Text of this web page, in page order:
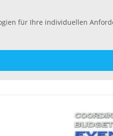
für Ihre individuellen